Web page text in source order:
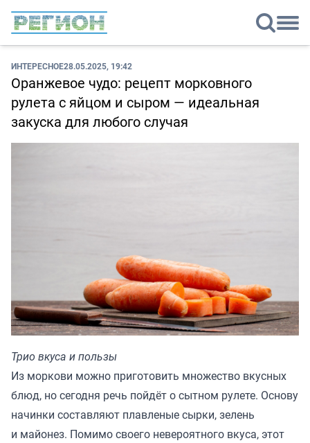
ИНТЕРЕСНОЕ28.05.2025, 19:42
Оранжевое чудо: рецепт морковного
рулета с яйцом и сыром — идеальная
закуска для любого случая
Трио вкуса и пользы
Из моркови можно приготовить множество вкусных
блюд, но сегодня речь пойдёт о сытном рулете. Основу
начинки составляют плавленые сырки, зелень
и майонез. Помимо своего невероятного вкуса, этот